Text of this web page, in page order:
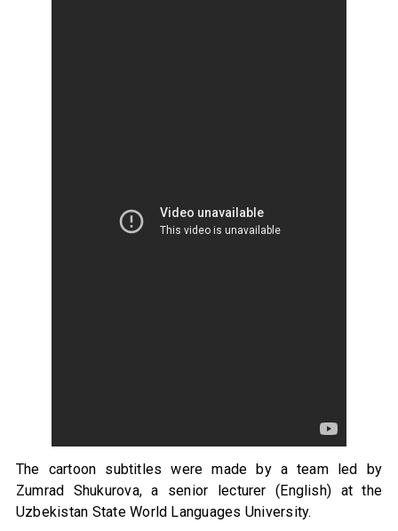
The cartoon subtitles were made by a team led by
Zumrad Shukurova, a senior lecturer (English) at the
Uzbekistan State World Languages University.